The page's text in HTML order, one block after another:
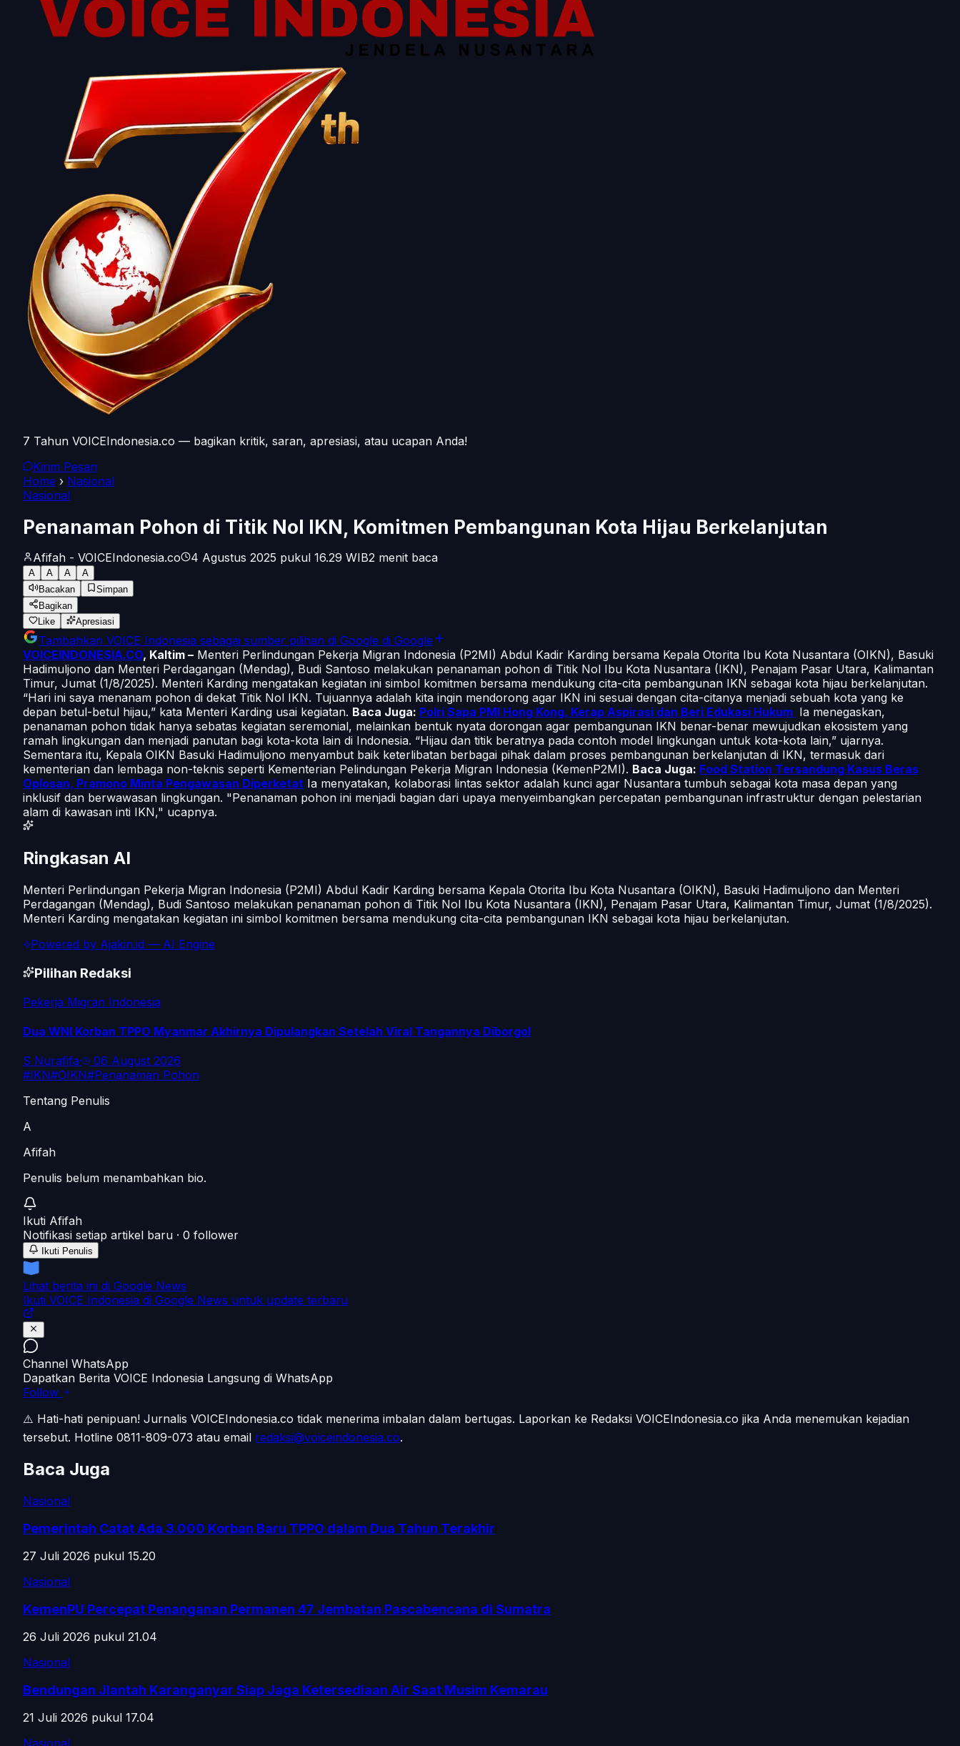
7 Tahun VOICEIndonesia.co — bagikan kritik, saran, apresiasi, atau ucapan Anda!
Kirim Pesan
Home › Nasional
Nasional
Penanaman Pohon di Titik Nol IKN, Komitmen Pembangunan Kota Hijau Berkelanjutan
Afifah - VOICEIndonesia.co 4 Agustus 2025 pukul 16.29 WIB2 menit baca
A A A
A
Bacakan
Simpan
Bagikan
Like
Apresiasi
Tambahkan VOICE Indonesia sebagai sumber pilihan di Google di Google
VOICEINDONESIA.CO, Kaltim – Menteri Perlindungan Pekerja Migran Indonesia (P2MI) Abdul Kadir Karding bersama Kepala Otorita Ibu Kota Nusantara (OIKN), Basuki
Hadimuljono dan Menteri Perdagangan (Mendag), Budi Santoso melakukan penanaman pohon di Titik Nol Ibu Kota Nusantara (IKN), Penajam Pasar Utara, Kalimantan
Timur, Jumat (1/8/2025). Menteri Karding mengatakan kegiatan ini simbol komitmen bersama mendukung cita-cita pembangunan IKN sebagai kota hijau berkelanjutan.
“Hari ini saya menanam pohon di dekat Titik Nol IKN. Tujuannya adalah kita ingin mendorong agar IKN ini sesuai dengan cita-citanya menjadi sebuah kota yang ke
depan betul-betul hijau,” kata Menteri Karding usai kegiatan. Baca Juga: Polri Sapa PMI Hong Kong, Kerap Aspirasi dan Beri Edukasi Hukum Ia menegaskan,
penanaman pohon tidak hanya sebatas kegiatan seremonial, melainkan bentuk nyata dorongan agar pembangunan IKN benar-benar mewujudkan ekosistem yang
ramah lingkungan dan menjadi panutan bagi kota-kota lain di Indonesia. “Hijau dan titik beratnya pada contoh model lingkungan untuk kota-kota lain,” ujarnya.
Sementara itu, Kepala OIKN Basuki Hadimuljono menyambut baik keterlibatan berbagai pihak dalam proses pembangunan berkelanjutan di IKN, termasuk dari
kementerian dan lembaga non-teknis seperti Kementerian Pelindungan Pekerja Migran Indonesia (KemenP2MI). Baca Juga: Food Station Tersandung Kasus Beras
Oplosan, Pramono Minta Pengawasan Diperketat Ia menyatakan, kolaborasi lintas sektor adalah kunci agar Nusantara tumbuh sebagai kota masa depan yang
inklusif dan berwawasan lingkungan. "Penanaman pohon ini menjadi bagian dari upaya menyeimbangkan percepatan pembangunan infrastruktur dengan pelestarian
alam di kawasan inti IKN," ucapnya.
Ringkasan AI
Menteri Perlindungan Pekerja Migran Indonesia (P2MI) Abdul Kadir Karding bersama Kepala Otorita Ibu Kota Nusantara (OIKN), Basuki Hadimuljono dan Menteri
Perdagangan (Mendag), Budi Santoso melakukan penanaman pohon di Titik Nol Ibu Kota Nusantara (IKN), Penajam Pasar Utara, Kalimantan Timur, Jumat (1/8/2025).
Menteri Karding mengatakan kegiatan ini simbol komitmen bersama mendukung cita-cita pembangunan IKN sebagai kota hijau berkelanjutan.
Powered by Ajakin.id — AI Engine
Pilihan Redaksi
Pekerja Migran Indonesia
Dua WNI Korban TPPO Myanmar Akhirnya Dipulangkan Setelah Viral Tangannya Diborgol
S Nurafifa·
06 August 2026
#IKN#OIKN#Penanaman Pohon
Tentang Penulis
A
Afifah
Penulis belum menambahkan bio.
Ikuti Afifah
Notifikasi setiap artikel baru · 0 follower
Ikuti Penulis
Lihat berita ini di Google News
Ikuti VOICE Indonesia di Google News untuk update terbaru
Channel WhatsApp
Dapatkan Berita VOICE Indonesia Langsung di WhatsApp
Follow
⚠️ Hati-hati penipuan! Jurnalis VOICEIndonesia.co tidak menerima imbalan dalam bertugas. Laporkan ke Redaksi VOICEIndonesia.co jika Anda menemukan kejadian
tersebut. Hotline 0811-809-073 atau email redaksi@voiceindonesia.co.
Baca Juga
Nasional
Pemerintah Catat Ada 3.000 Korban Baru TPPO dalam Dua Tahun Terakhir
27 Juli 2026 pukul 15.20
Nasional
KemenPU Percepat Penanganan Permanen 47 Jembatan Pascabencana di Sumatra
26 Juli 2026 pukul 21.04
Nasional
Bendungan Jlantah Karanganyar Siap Jaga Ketersediaan Air Saat Musim Kemarau
21 Juli 2026 pukul 17.04
Nasional